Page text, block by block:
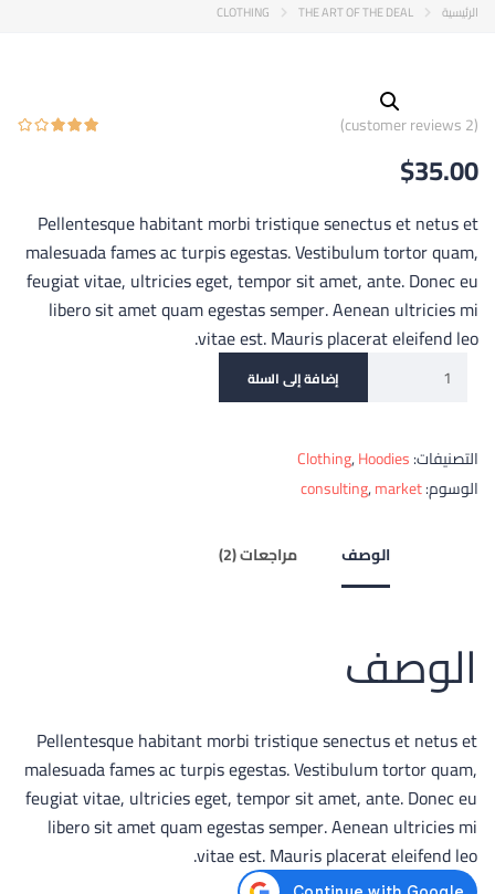
الرئيسية CLOTHING THE ART OF THE DEAL
(
2
$35.00
Pellentesque habitant morbi tristique senectus et netus et
malesuada fames ac turpis egestas. Vestibulum tortor quam,
feugiat vitae, ultricies eget, tempor sit amet, ante. Donec eu
libero sit amet quam egestas semper. Aenean ultricies mi
vitae est. Mauris placerat eleifend leo.
إضافة إلى السلة
التصنيفات: Clothing,Hoodies
الوسوم:
consulting,market
الوصف مراجعات (2)
الوصف
Pellentesque habitant morbi tristique senectus et netus et
malesuada fames ac turpis egestas. Vestibulum tortor quam,
feugiat vitae, ultricies eget, tempor sit amet, ante. Donec eu
libero sit amet quam egestas semper. Aenean ultricies mi
vitae est. Mauris placerat eleifend leo.